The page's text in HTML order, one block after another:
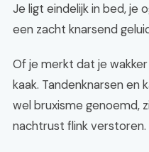
Je ligt eindelijk in bed, je
een zacht knarsend
Of je merkt dat je
kaak. Tandenknarsen en
wel bruxisme genoemd,
nachtrust flink verstoren.